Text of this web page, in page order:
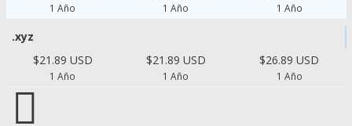
1 Año 1 Año 1 Año
.xyz
$21.89 USD
1 Año
$21.89 USD
1 Año
$26.89 USD
1 Año